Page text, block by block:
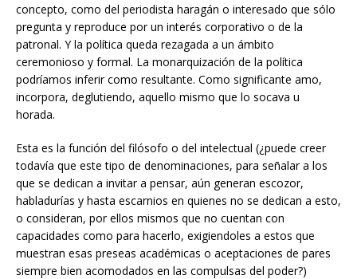
concepto, como del periodista haragán o interesado que sólo
pregunta y reproduce por un interés corporativo o de la
patronal. Y la política queda rezagada a un ámbito
ceremonioso y formal. La monarquización de la política
podríamos inferir como resultante. Como significante amo,
incorpora, deglutiendo, aquello mismo que lo socava u
horada.
Esta es la función del filósofo o del intelectual (¿puede creer
todavía que este tipo de denominaciones, para señalar a los
que se dedican a invitar a pensar, aún generan escozor,
habladurías y hasta escarnios en quienes no se dedican a esto,
o consideran, por ellos mismos que no cuentan con
capacidades como para hacerlo, exigiendoles a estos que
muestran esas preseas académicas o aceptaciones de pares
siempre bien acomodados en las compulsas del poder?)